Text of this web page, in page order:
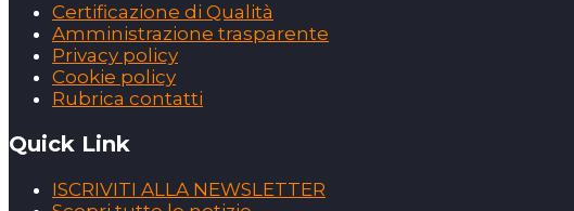
Certificazione di Qualità
Amministrazione trasparente
Privacy policy
Cookie policy
Rubrica contatti
Quick Link
ISCRIVITI ALLA NEWSLETTER